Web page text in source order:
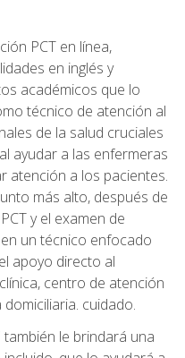
PCT en línea,
en inglés y
académicos que lo
técnico de atención al
de la salud cruciales
ayudar a las enfermeras
atención a los pacientes.
más alto, después de
y el examen de
un técnico enfocado
apoyo directo al
centro de atención
cuidado.
también le brindará una